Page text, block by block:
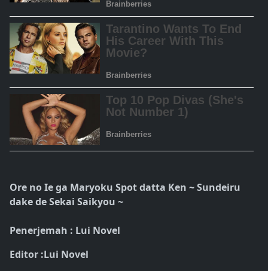
Ore no Ie ga Maryoku Spot datta Ken ~ Sundeiru
dake de Sekai Saikyou ~
Penerjemah : Lui Novel
Editor :Lui Novel